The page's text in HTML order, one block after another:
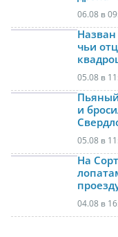
06.08 в
чьи
05.08 в
и
05.08 в
На
04.08 в